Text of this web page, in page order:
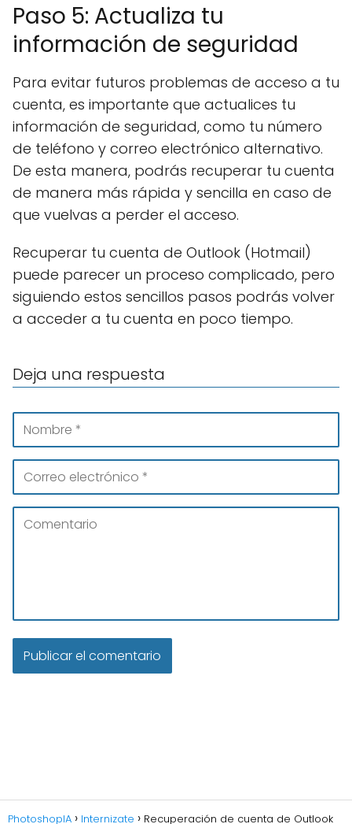
Paso 5: Actualiza tu
información de seguridad
Para evitar futuros problemas de acceso a tu
cuenta, es importante que actualices tu
información de seguridad, como tu número
de teléfono y correo electrónico alternativo.
De esta manera, podrás recuperar tu cuenta
de manera más rápida y sencilla en caso de
que vuelvas a perder el acceso.
Recuperar tu cuenta de Outlook (Hotmail)
puede parecer un proceso complicado, pero
siguiendo estos sencillos pasos podrás volver
a acceder a tu cuenta en poco tiempo.
Deja una respuesta
PhotoshopIA Internizate Recuperación de cuenta de Outlook